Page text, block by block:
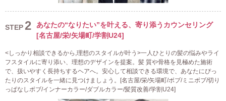
STEP2
あなたの“なりたい”を叶える、寄り添うカウンセリング
[名古屋/栄/矢場町/学割U24]
<しっかり相談できるから,理想のスタイルが叶う>一人ひとりの髪の悩みやライ
フスタイルに寄り添い、理想のデザインを提案。髪 質や骨格を見極めた施術
で、扱いやすく長持ちするヘアへ。安心して相談できる環境で、あなたにぴっ
たりのスタイルを一緒に見つけましょう。[名古屋/栄/矢場町/ボブ/ミニボブ/切り
っぱなしボブ/インナーカラー/ダブルカラー/髪質改善/学割U24]